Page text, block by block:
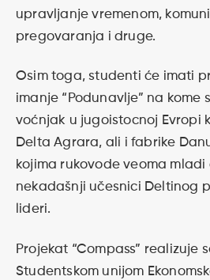
upravljanje vremenom,
pregovaranja i druge.
Osim toga, studenti će imati
imanje “Podunavlje” na kome
voćnjak u jugoistocnoj Evropi
Delta Agrara, ali i fabrike
kojima rukovode veoma mladi
nekadašnji učesnici Deltinog
lideri.
Projekat “Compass” realizuje
Studentskom unijom